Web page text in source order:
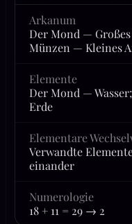
Arkanum
Der Mond —
Münzen — Kleines
Elemente
Der Mond —
Erde
Elementare
Verwandte
einander
Numerologie
18 + 11 = 29 → 2